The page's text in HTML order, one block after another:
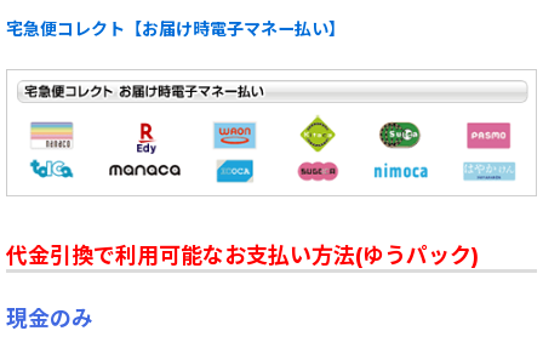
宅急便コレクト【お届け時電子マネー払い】
代金引換で利用可能なお支払い方法(ゆうパック)
現金のみ